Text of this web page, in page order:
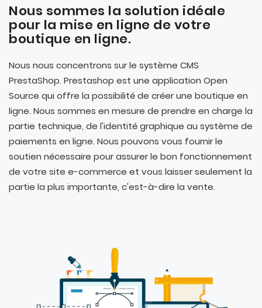
Nous sommes la solution idéale
pour la mise en ligne de votre
boutique en ligne.
Nous nous concentrons sur le système CMS
PrestaShop. Prestashop est une application Open
Source qui offre la possibilité de créer une boutique en
ligne. Nous sommes en mesure de prendre en charge la
partie technique, de l'identité graphique au système de
paiements en ligne. Nous pouvons vous fournir le
soutien nécessaire pour assurer le bon fonctionnement
de votre site e-commerce et vous laisser seulement la
partie la plus importante, c'est-à-dire la vente.